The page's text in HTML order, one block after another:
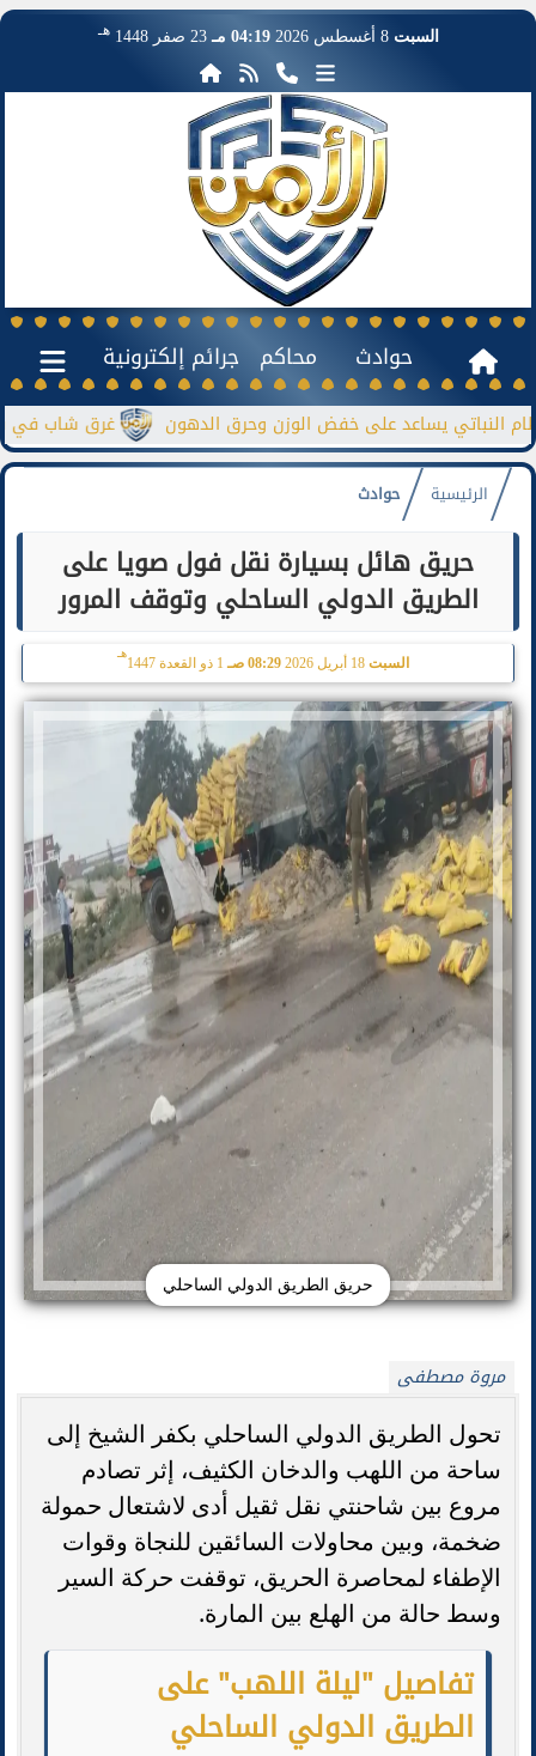
السبت 8 أغسطس 2026 04:19 مـ 23 صفر 1448 هـ
حوادث محاكم جرائم إلكترونية
غرق شاب في نيل يساعد على خفض الوزن وحرق الدهون
الرئيسية حوادث
حريق هائل بسيارة نقل فول صويا على
الطريق الدولي الساحلي وتوقف المرور
السبت 08:29 صـ 1 ذو القعدة 1447
هـ
حريق الطريق الدولي الساحلي
مروة مصطفى
تحول الطريق الدولي الساحلي بكفر الشيخ إلى
ساحة من اللهب والدخان الكثيف، إثر تصادم
مروع بين شاحنتي نقل ثقيل أدى لاشتعال حمولة
ضخمة، وبين محاولات السائقين للنجاة وقوات
الإطفاء لمحاصرة الحريق، توقفت حركة السير
وسط حالة من الهلع بين المارة.
تفاصيل "ليلة اللهب" على
الطريق الدولي الساحلي